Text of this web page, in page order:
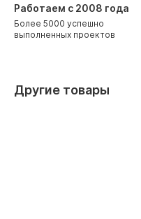
Работаем с 2008 года
Более 5000 успешно
выполненных проектов
Другие товары